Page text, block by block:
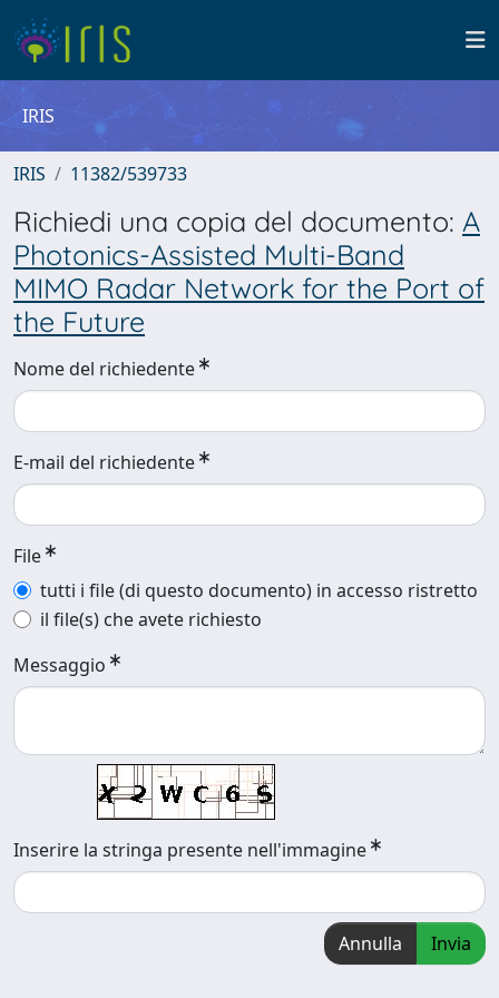
IRIS
IRIS 11382/539733
Richiedi una copia del documento: A
Photonics-Assisted Multi-Band
MIMO Radar Network for the Port of
the Future
Nome del richiedente
E-mail del richiedente
File
tutti i file (di questo documento) in accesso ristretto
il file(s) che avete richiesto
Messaggio
Inserire la stringa presente nell'immagine
Annulla Invia